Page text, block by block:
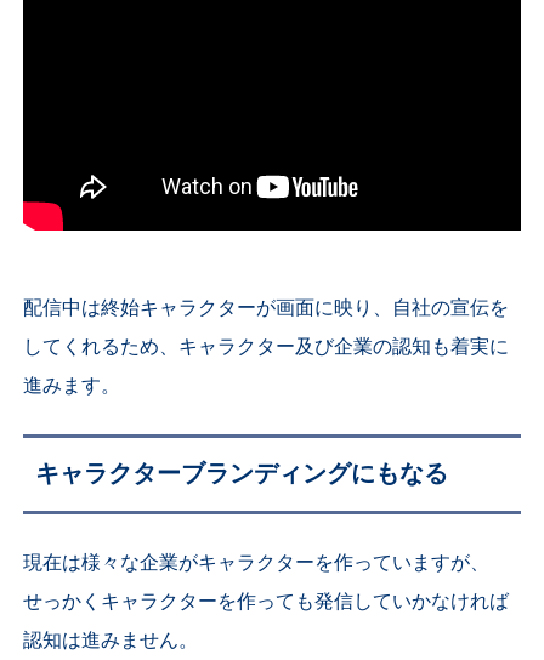
配信中は終始キャラクターが画面に映り、自社の宣伝を
してくれるため、キャラクター及び企業の認知も着実に
進みます。
キャラクターブランディングにもなる
現在は様々な企業がキャラクターを作っていますが、
せっかくキャラクターを作っても発信していかなければ
認知は進みません。